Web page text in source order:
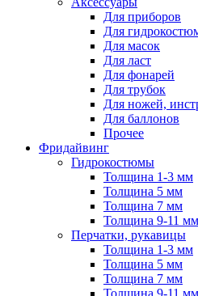
Для приборов
Для
Для масок
Для ласт
Для фонарей
Для трубок
Для ножей,
Для баллонов
Прочее
Фридайвинг
Гидрокостюмы
Толщина 1-3 мм
Толщина 5 мм
Толщина 7 мм
Толщина 9-11 мм
Перчатки, рукавицы
Толщина 1-3 мм
Толщина 5 мм
Толщина 7 мм
Толщина 9-11 мм